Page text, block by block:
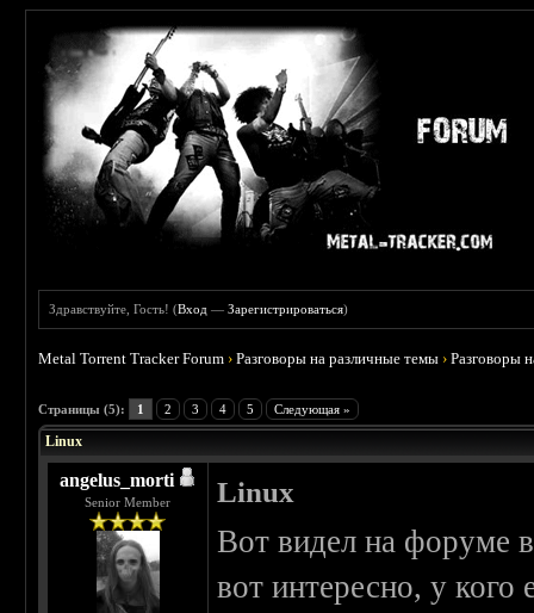
Здравствуйте, Гость! (Вход —Зарегистрироваться)
Metal Torrent Tracker Forum ›Разговоры на различные темы ›Разговоры
Страницы (5): 1 2 3 4 5 Следующая »
Linux
angelus_morti
Senior Member Linux
Вот видел на форуме
вот интересно, у